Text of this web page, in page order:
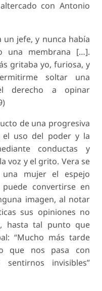
con Antonio
un jefe, y nunca había
una membrana […].
gritaba yo, furiosa, y
soltar una
derecho a opinar
de una progresiva
el uso del poder y la
conductas y
voz y el grito. Vera se
mujer el espejo
convertirse en
imagen, al notar
sus opiniones no
hasta tal punto que
“Mucho más tarde
que nos pasa con
invisibles”